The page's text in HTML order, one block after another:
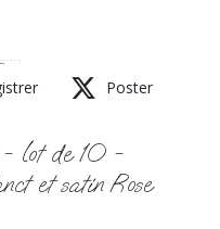
Poster
- lot de 10 -
et satin Rose